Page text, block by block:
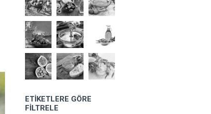
ETIKETLERE GÖRE
FILTRELE